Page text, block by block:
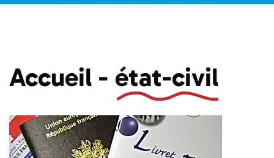
Accueil - état-civil